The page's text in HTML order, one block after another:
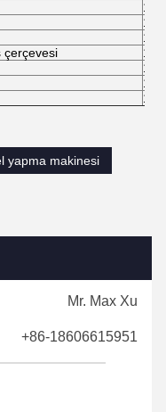
1
1
1
çerçevesi
1
1
1
1
yapma makinesi
Mr. Max Xu
+86-18606615951